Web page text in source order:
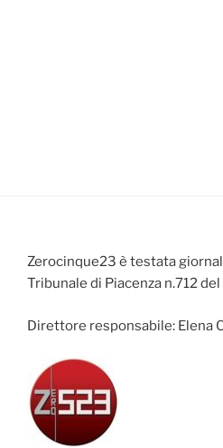
Zerocinque23 è testata
Tribunale di Piacenza n.712
Direttore responsabile: Elena